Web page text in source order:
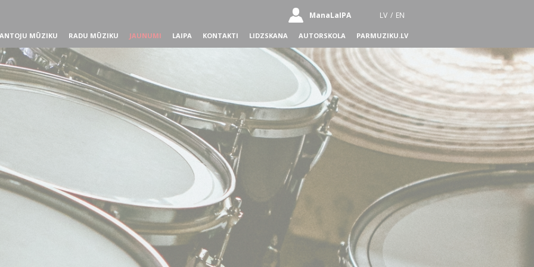
ManaLaIPA LV / EN
MŪZIKU RADU MŪZIKU JAUNUMI LAIPA KONTAKTI LIDZSKANA AUTORSKOLA PARMUZIKU.LV